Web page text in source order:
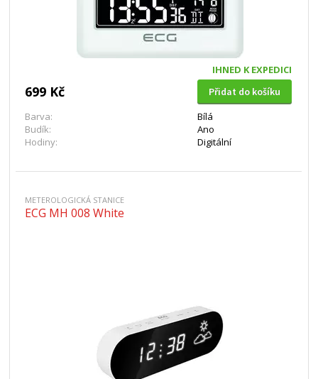
IHNED K EXPEDICI
699 Kč
Přidat do košíku
Barva:
Bílá
Budík:
Ano
Hodiny:
Digitální
METEROLOGICKÁ STANICE
ECG MH 008 White